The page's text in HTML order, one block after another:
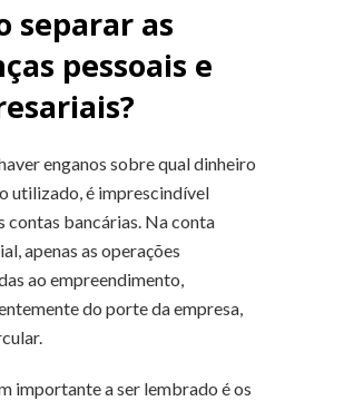
separar as
pessoais e
enganos sobre qual dinheiro
utilizado, é imprescindível
contas bancárias. Na conta
apenas as operações
ao empreendimento,
do porte da empresa,
importante a ser lembrado é os